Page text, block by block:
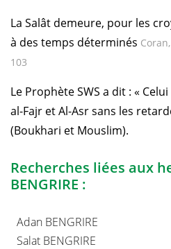
La Salât demeure, pour les
à des temps déterminés
103
Le Prophète SWS a dit : «
al-Fajr et Al-Asr sans les
(Boukhari et Mouslim).
Recherches liées aux
BENGRIRE :
Adan BENGRIRE
Salat BENGRIRE